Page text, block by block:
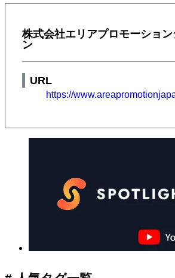
株式会社エリアプロモーショ
ン
URL
https://